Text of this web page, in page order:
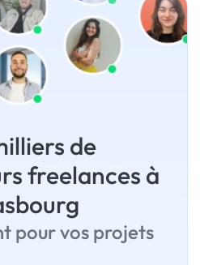
de
freelances à
pour vos projets